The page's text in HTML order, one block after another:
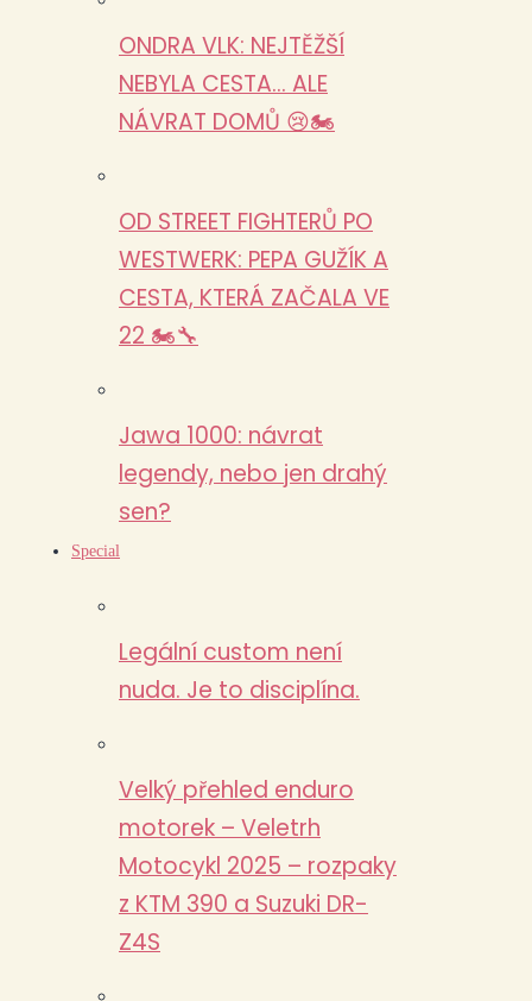
ONDRA VLK: NEJTĚŽŠÍ
NEBYLA CESTA… ALE
NÁVRAT DOMŮ 😢🏍️
OD STREET FIGHTERŮ PO
WESTWERK: PEPA GUŽÍK A
CESTA, KTERÁ ZAČALA VE
22 🏍️🔧
Jawa 1000: návrat
legendy, nebo jen drahý
sen?
Special
Legální custom není
nuda. Je to disciplína.
Velký přehled enduro
motorek – Veletrh
Motocykl 2025 – rozpaky
z KTM 390 a Suzuki DR-
Z4S